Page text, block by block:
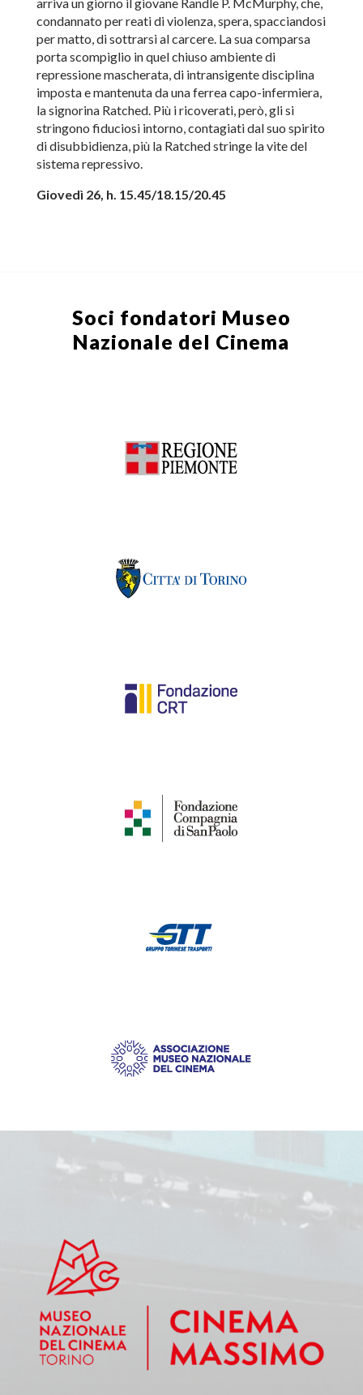
condannato per reati di violenza, spera, spacciandosi
per matto, di sottrarsi al carcere. La sua comparsa
porta scompiglio in quel chiuso ambiente di
repressione mascherata, di intransigente disciplina
imposta e mantenuta da una ferrea capo-infermiera,
la signorina Ratched. Più i ricoverati, però, gli si
stringono fiduciosi intorno, contagiati dal suo spirito
di disubbidienza, più la Ratched stringe la vite del
sistema repressivo.
Giovedì 26, h. 15.45/18.15/20.45
Soci fondatori Museo
Nazionale del Cinema